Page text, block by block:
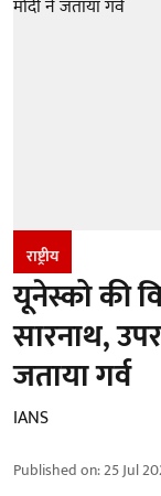
राष्ट्रीय
यूनेस्को की
सारनाथ,
जताया गर्व
IANS
Published on:25 Jul